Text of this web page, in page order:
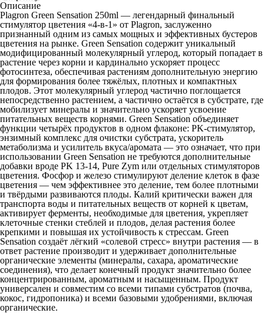
Описание
Plagron Green Sensation 250ml — легендарный финальный
стимулятор цветения «4-в-1» от Plagron, заслуженно
признанный одним из самых мощных и эффективных бустеров
цветения на рынке. Green Sensation содержит уникальный
модифицированный молекулярный углерод, который попадает в
растение через корни и кардинально ускоряет процесс
фотосинтеза, обеспечивая растениям дополнительную энергию
для формирования более тяжёлых, плотных и компактных
плодов. Этот молекулярный углерод частично поглощается
непосредственно растением, а частично остаётся в субстрате, где
мобилизует минералы и значительно ускоряет усвоение
питательных веществ корнями. Green Sensation объединяет
функции четырёх продуктов в одном флаконе: PK-стимулятор,
энзимный комплекс для очистки субстрата, ускоритель
метаболизма и усилитель вкуса/аромата — это означает, что при
использовании Green Sensation не требуются дополнительные
добавки вроде PK 13-14, Pure Zym или отдельных стимуляторов
цветения. Фосфор и железо стимулируют деление клеток в фазе
цветения — чем эффективнее это деление, тем более плотными
и твёрдыми развиваются плоды. Калий критически важен для
транспорта воды и питательных веществ от корней к цветам,
активирует ферменты, необходимые для цветения, укрепляет
клеточные стенки стеблей и плодов, делая растения более
крепкими и повышая их устойчивость к стрессам. Green
Sensation создаёт лёгкий «солевой стресс» внутри растения — в
ответ растение производит и удерживает дополнительные
органические элементы (минералы, сахара, ароматические
соединения), что делает конечный продукт значительно более
концентрированным, ароматным и насыщенным. Продукт
универсален и совместим со всеми типами субстратов (почва,
кокос, гидропоника) и всеми базовыми удобрениями, включая
органические.